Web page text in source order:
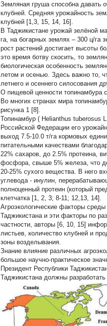
Земляная груша способна давать
клубней. Средняя урожайность
клубней [1,3, 15, 14, 16].
В Таджикистане урожай зелёной
га, на богарных землях – 300 ц/га
рост растений достигает высоты
это время ботву скосить, то
биологическая особенность
летом и осенью. Здесь важно то,
летнего и осеннего силосования
О пищевой ценности топинамбура
Во многих странах мира
рисунка 1 [8].
Топинамбур ( Helianthus tuberosus
Российской Федерации его
выход 7.5-10.0 т/га кормовых
питательными качествами
22% сахаров, до 2.5% протеина,
фосфора, свыше 5% железа, что
20-25% сухого вещества. В него
углевода - инулин,
полноценный протеин (который
клетчатка [1, 2, 3; 8-11; 12,13, 14].
Агроэкологические факторы
Таджикистана и эти факторы по
частности, авторы [6, 10, 15]
листьев, количество клубней и
зоны возделывания.
Знание влияние различных
большое научно-практическое
Президент Республики
Таджикистана должны